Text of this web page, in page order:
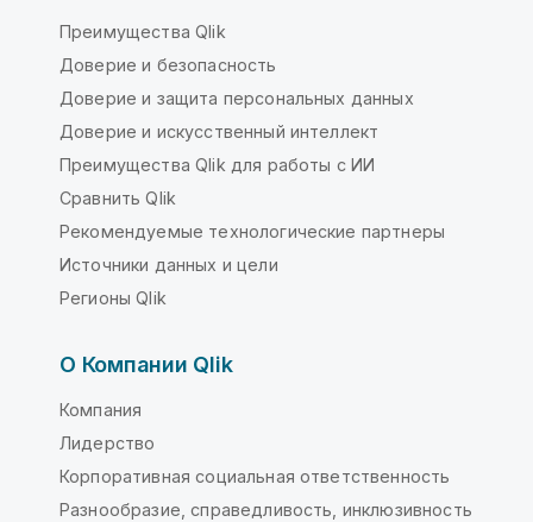
Преимущества Qlik
Доверие и безопасность
Доверие и защита персональных данных
Доверие и искусственный интеллект
Преимущества Qlik для работы с ИИ
Сравнить Qlik
Рекомендуемые технологические партнеры
Источники данных и цели
Регионы Qlik
О Компании Qlik
Компания
Лидерство
Корпоративная социальная ответственность
Разнообразие, справедливость, инклюзивность